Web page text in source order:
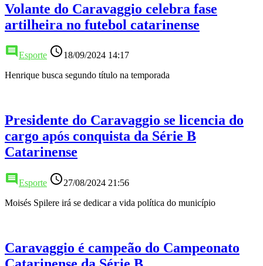
Volante do Caravaggio celebra fase
artilheira no futebol catarinense
comment Esporte access_time18/09/2024 14:17
Henrique busca segundo título na temporada
Presidente do Caravaggio se licencia do
cargo após conquista da Série B
Catarinense
comment Esporte access_time27/08/2024 21:56
Moisés Spilere irá se dedicar a vida política do município
Caravaggio é campeão do Campeonato